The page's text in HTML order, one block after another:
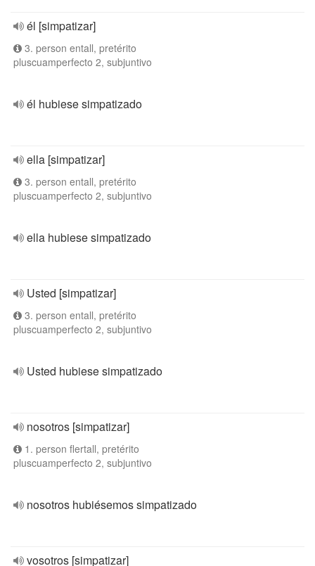
él [simpatizar]
3. person entall, pretérito
pluscuamperfecto 2, subjuntivo
él hubiese simpatizado
ella [simpatizar]
3. person entall, pretérito
pluscuamperfecto 2, subjuntivo
ella hubiese simpatizado
Usted [simpatizar]
3. person entall, pretérito
pluscuamperfecto 2, subjuntivo
Usted hubiese simpatizado
nosotros [simpatizar]
1. person flertall, pretérito
pluscuamperfecto 2, subjuntivo
nosotros hubiésemos simpatizado
vosotros [simpatizar]